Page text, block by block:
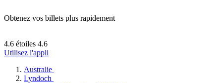
Obtenez vos billets plus rapidement
4.6 étoiles 4.6
Utilisez l'appli
Australie
Lyndoch